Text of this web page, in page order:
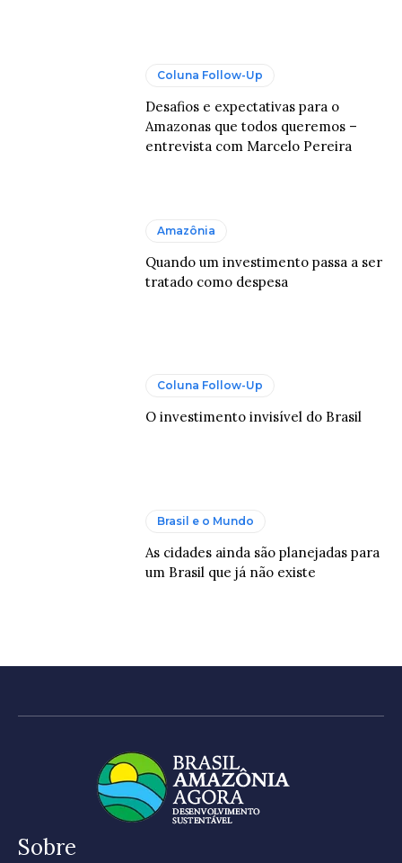
Coluna Follow-Up
Desafios e expectativas para o
Amazonas que todos queremos –
entrevista com Marcelo Pereira
Amazônia
Quando um investimento passa a ser
tratado como despesa
Coluna Follow-Up
O investimento invisível do Brasil
Brasil e o Mundo
As cidades ainda são planejadas para
um Brasil que já não existe
Sobre